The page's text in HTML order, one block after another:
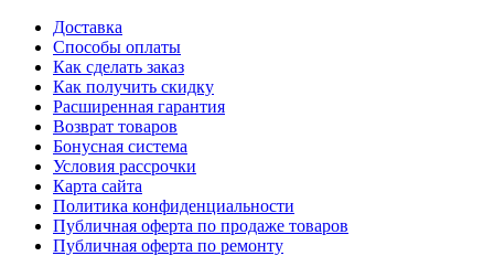
Доставка
Способы оплаты
Как сделать заказ
Как получить скидку
Расширенная гарантия
Возврат товаров
Бонусная система
Условия рассрочки
Карта сайта
Политика конфиденциальности
Публичная оферта по продаже товаров
Публичная оферта по ремонту